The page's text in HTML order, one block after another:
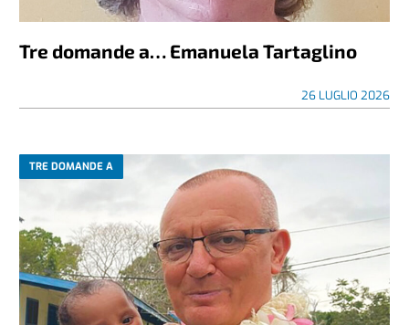
Tre domande a… Emanuela Tartaglino
26 LUGLIO 2026
TRE DOMANDE A